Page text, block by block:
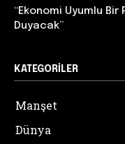
“Ekonomi Uyumlu
Duyacak”
KATEGORILER
Manşet
Dünya